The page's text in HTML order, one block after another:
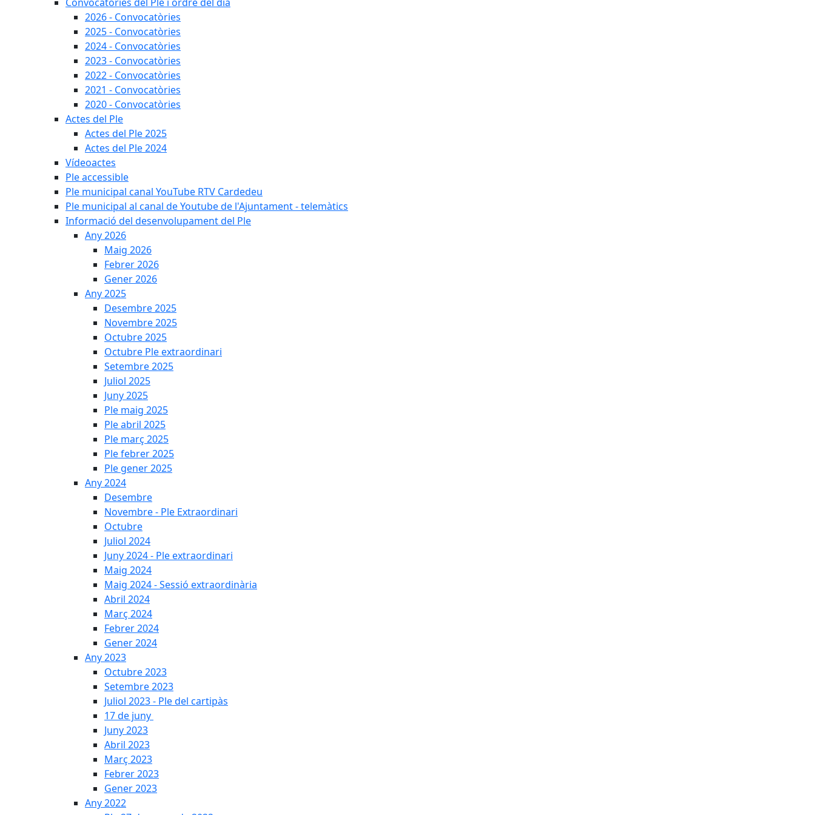
2026 - Convocatòries
2025 - Convocatòries
2024 - Convocatòries
2023 - Convocatòries
2022 - Convocatòries
2021 - Convocatòries
2020 - Convocatòries
Actes del Ple
Actes del Ple 2025
Actes del Ple 2024
Vídeoactes
Ple accessible
Ple municipal canal YouTube RTV Cardedeu
Ple municipal al canal de Youtube de l'Ajuntament - telemàtics
Informació del desenvolupament del Ple
Any 2026
Maig 2026
Febrer 2026
Gener 2026
Any 2025
Desembre 2025
Novembre 2025
Octubre 2025
Octubre Ple extraordinari
Setembre 2025
Juliol 2025
Juny 2025
Ple maig 2025
Ple abril 2025
Ple març 2025
Ple febrer 2025
Ple gener 2025
Any 2024
Desembre
Novembre - Ple Extraordinari
Octubre
Juliol 2024
Juny 2024 - Ple extraordinari
Maig 2024
Maig 2024 - Sessió extraordinària
Abril 2024
Març 2024
Febrer 2024
Gener 2024
Any 2023
Octubre 2023
Setembre 2023
Juliol 2023 - Ple del cartipàs
17 de juny
Juny 2023
Abril 2023
Març 2023
Febrer 2023
Gener 2023
Any 2022